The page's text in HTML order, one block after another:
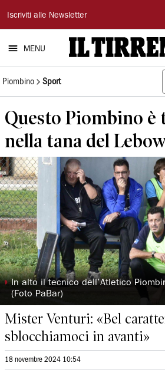
Il
Tirreno
Iscriviti alle Newsletter
MENU
Piombino Sport
Questo Piombino è
nella tana del
◗In alto il tecnico dell’Atletico
(Foto PaBar)
Mister Venturi: «Bel
sblocchiamoci in avanti»
18 novembre 2024 10:54